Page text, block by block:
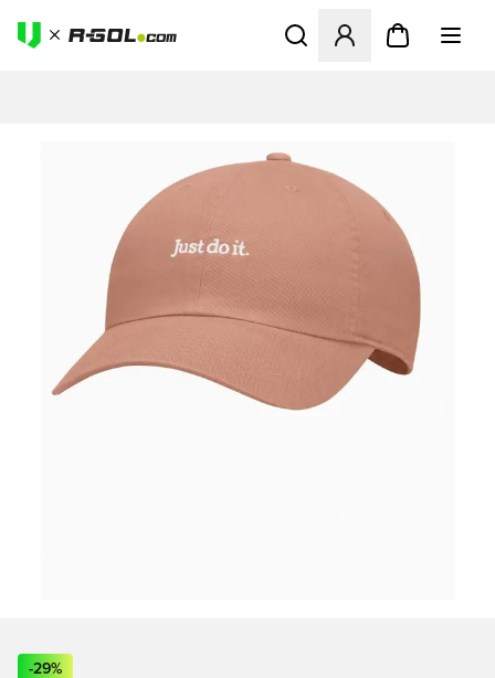
Abre un modal para iniciar
-29%